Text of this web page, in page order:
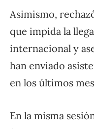
Asimismo,
que impida la
internacional y
han enviado
en los últimos
En la misma